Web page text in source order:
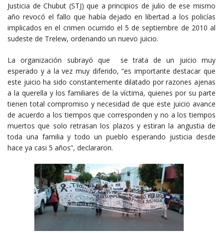
Justicia de Chubut (STJ) que a principios de julio de ese mismo
año revocó el fallo que había dejado en libertad a los policías
implicados en el crimen ocurrido el 5 de septiembre de 2010 al
sudeste de Trelew, ordenando un nuevo juicio.
La organización subrayó que se trata de un juicio muy
esperado y a la vez muy diferido, “es importante destacar que
este juicio ha sido constantemente dilatado por razones ajenas
a la querella y los familiares de la víctima, quienes por su parte
tienen total compromiso y necesidad de que este juicio avance
de acuerdo a los tiempos que corresponden y no a los tiempos
muertos que solo retrasan los plazos y estiran la angustia de
toda una familia y todo un pueblo esperando justicia desde
hace ya casi 5 años”, declararon.